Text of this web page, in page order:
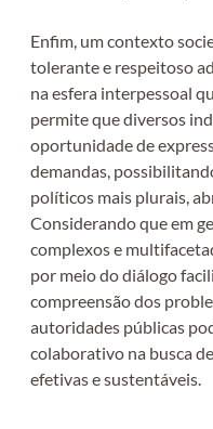
Enfim, um contexto
tolerante e respeitoso
na esfera interpessoal
permite que diversos
oportunidade de
demandas,
políticos mais plurais,
Considerando que em
complexos e
por meio do diálogo
compreensão dos
autoridades públicas
colaborativo na busca
efetivas e sustentáveis.